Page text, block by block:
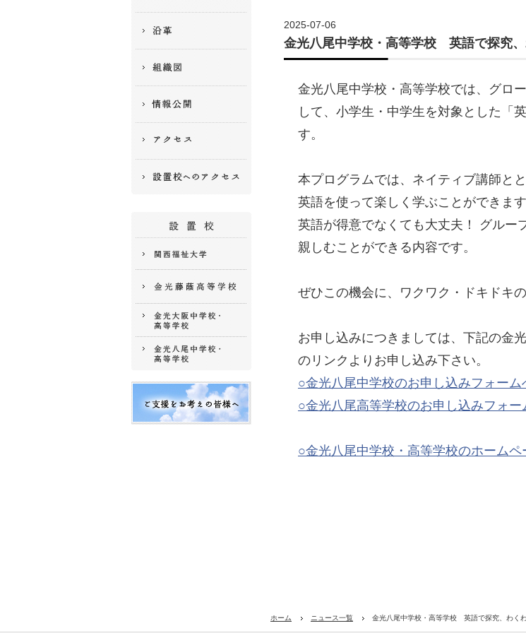
2025-07-06
金光八尾中学校・高等学校 英語で探究
金光八尾中学校・高等学校では、グロ
して、小学生・中学生を対象とした「
す。
本プログラムでは、ネイティブ講師と
英語を使って楽しく学ぶことができます
英語が得意でなくても大丈夫！ グルー
親しむことができる内容です。
ぜひこの機会に、ワクワク・ドキドキ
お申し込みにつきましては、下記の金
のリンクよりお申し込み下さい。
○金光八尾中学校のお申し込みフォーム
○金光八尾高等学校のお申し込みフォー
○金光八尾中学校・高等学校のホームペ
ホーム ニュース一覧 金光八尾中学校・高等学校 英語で探究、わく